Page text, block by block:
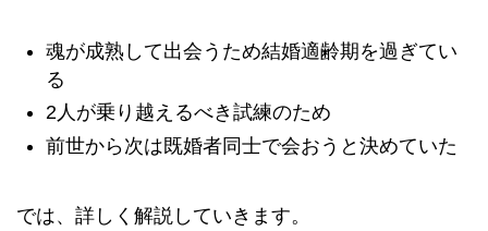
魂が成熟して出会うため結婚適齢期を過ぎてい
る
2人が乗り越えるべき試練のため
前世から次は既婚者同士で会おうと決めていた
では、詳しく解説していきます。